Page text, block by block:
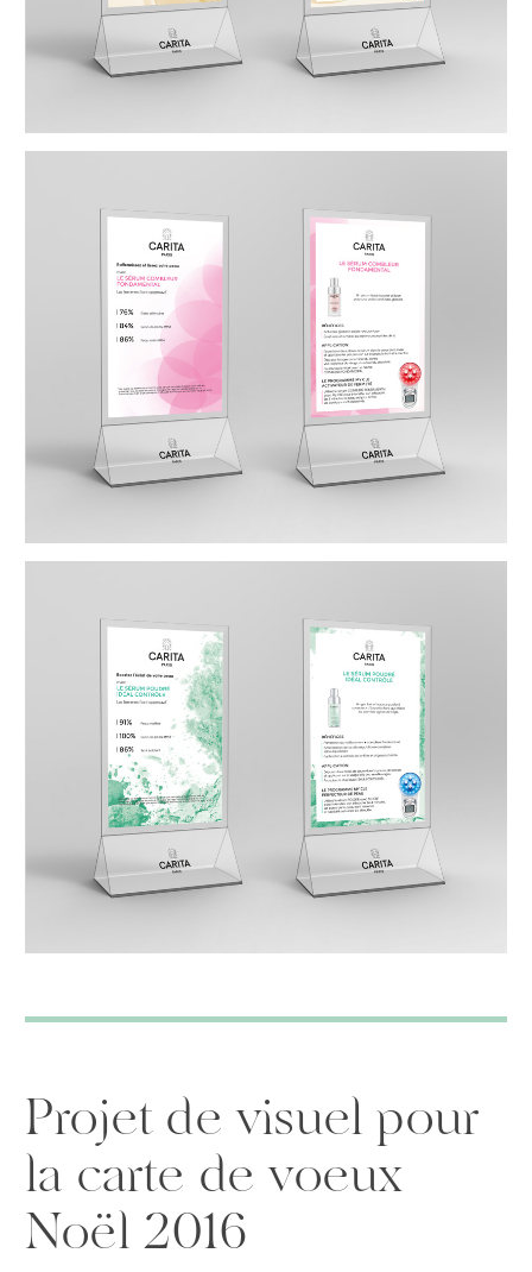
Projet de visuel pour
la carte de voeux
Noël 2016